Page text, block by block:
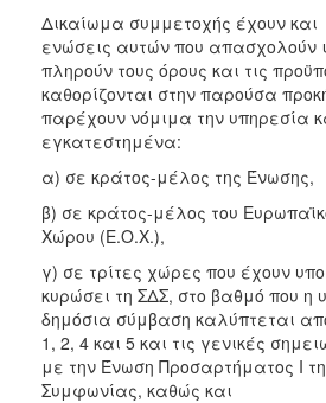
Δικαίωμα συμμετοχής έχουν
ενώσεις αυτών που απασχολούν
πληρούν τους όρους και τις
καθορίζονται στην παρούσα
παρέχουν νόμιμα την υπηρεσία
εγκατεστημένα:
α) σε κράτος-μέλος της Ένωσης,
β) σε κράτος-μέλος του
Χώρου (Ε.Ο.Χ.),
γ) σε τρίτες χώρες που έχουν
κυρώσει τη ΣΔΣ, στο βαθμό που η
δημόσια σύμβαση καλύπτεται
1, 2, 4 και 5 και τις γενικές
με την Ένωση Προσαρτήματος I
Συμφωνίας, καθώς και